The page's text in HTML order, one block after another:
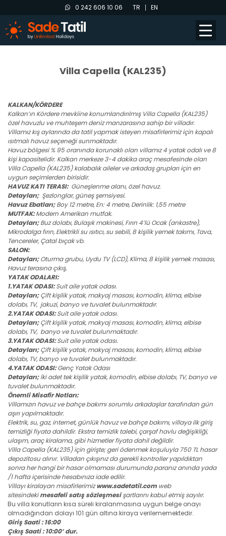
0 242 606 10 06 TR EN
Villa Capella (KAL235)
KALKAN/KÖRDERE
Kalkan’ın Kördere mevkiine konumlandırılmış Villa Capella (KAL235)
özel havuzlu ve muhteşem deniz manzarasına sahip bir villadır.
Villamız kış aylarında da tatil yapmak isteyen misafirlerimiz için kapalı
ısıtmalı havuz seçeneği sunmaktadır.
Havuz bölgesi % 95 oranında korunaklı olan villamız 4 yatak odalı ve 8
kişi kapasitelidir. Kalkan merkeze 3-4 dakika araç mesafesinde olan
Villa Capella (KAL235) kalabalık aileler ve arkadaş grupları için en
uygun seçimlerden birisidir.
HAVUZ KATI TERASI:Güneşlenme alanı, özel havuz.
Detayları;Şezlonglar, güneş şemsiyesi.
Havuz Ebatları;Boy 12 metre, En: 4 metre, Derinlik: 1,55 metre
MUTFAK:Modern Amerikan mutfak.
Detayları;Buz dolabı, Bulaşık makinesi, Fırın 4’lü Ocak (ankastre),
Mikrodalga fırın, Elektrikli su ısıtıcı, su sebili, 8 kişilik yemek takımı, Tava,
Tencereler, Çatal bıçak vb.
SALON:
Detayları;Oturma grubu, Uydu TV (LCD), Klima, 8 kişilik yemek masası,
Havuz terasına çıkış,
YATAK ODALARI:
1.YATAK ODASI:Suit aile yatak odası.
Detayları;Çift kişilik yatak, makyaj masası, komodin, klima, elbise
dolabı, TV, jakuzi, banyo ve tuvalet bulunmaktadır.
2.YATAK ODASI:Suit aile yatak odası.
Detayları;Çift kişilik yatak, makyaj masası, komodin, klima, elbise
dolabı, TV, banyo ve tuvalet bulunmaktadır.
3.YATAK ODASI:Suit aile yatak odası.
Detayları;Çift kişilik yatak, makyaj masası, komodin, klima, elbise
dolabı, TV, banyo ve tuvalet bulunmaktadır.
4.YATAK ODASI:Genç Yatak Odası
Detayları;İki adet tek kişilik yatak, komodin, elbise dolabı, TV, banyo ve
tuvalet bulunmaktadır.
Önemli Misafir Notları:
Villamızın havuz ve bahçe bakımı sorumlu arkadaşlar tarafından gün
aşırı yapılmaktadır.
Elektrik, su, gaz, internet, günlük havuz ve bahçe bakımı, villaya ilk giriş
temizliği fiyata dahildir. Ekstra temizlik talebi, çarşaf havlu değişikliği,
ulaşım, araç kiralama, gibi hizmetler fiyata dahil değildir.
Villa Capella (KAL235) için girişte; geri ödenmek koşuluyla 750 TL hasar
depozitosu alınır. Villadan çıkışınız da gerekli kontroller yapıldıktan
sonra her hangi bir hasar olmaması durumunda paranız anında yada
/1 hafta içerisinde hesabınıza iade edilir.
Villayı kiralayan misafirlerimizwww.sadetatil.com web
sitesindekimesafeli satış sözleşmesişartlarını kabul etmiş sayılır.
Bu villa konutların kısa süreli kiralanmasına uygun belge onayı
olmadığından dolayı 101 gün altına kiraya verilememektedir.
Giriş Saati : 16:00
Çıkış Saati : 10:00’ dur.